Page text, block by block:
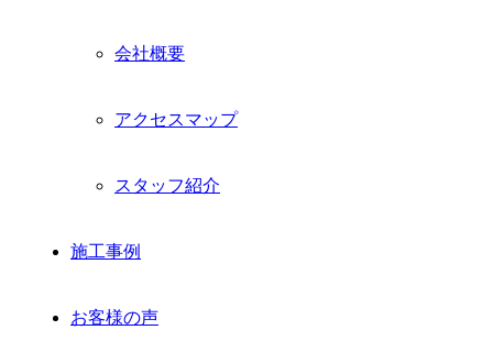
会社概要
アクセスマップ
スタッフ紹介
施工事例
お客様の声